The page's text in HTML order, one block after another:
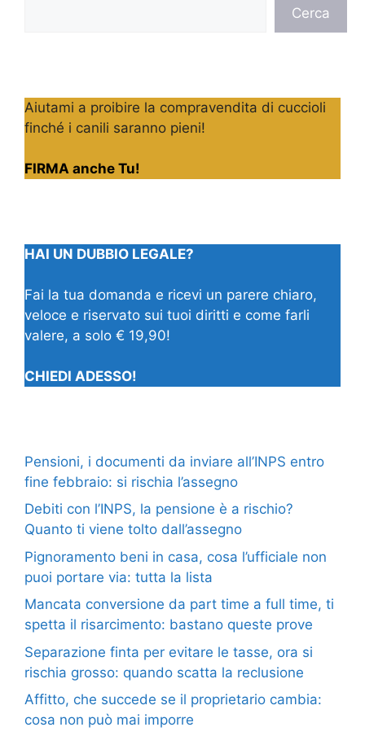
Cerca
Aiutami a proibire la compravendita di cuccioli
finché i canili saranno pieni!
FIRMA anche Tu!
HAI UN DUBBIO LEGALE?
Fai la tua domanda e ricevi un parere chiaro,
veloce e riservato sui tuoi diritti e come farli
valere, a solo € 19,90!
CHIEDI ADESSO!
Pensioni, i documenti da inviare all’INPS entro
fine febbraio: si rischia l’assegno
Debiti con l’INPS, la pensione è a rischio?
Quanto ti viene tolto dall’assegno
Pignoramento beni in casa, cosa l’ufficiale non
puoi portare via: tutta la lista
Mancata conversione da part time a full time, ti
spetta il risarcimento: bastano queste prove
Separazione finta per evitare le tasse, ora si
rischia grosso: quando scatta la reclusione
Affitto, che succede se il proprietario cambia:
cosa non può mai imporre